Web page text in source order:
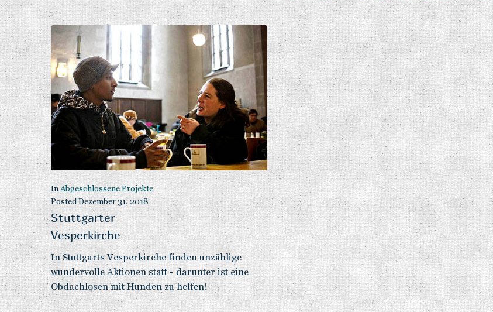
In Abgeschlossene Projekte
PostedDezember 31, 2018
Stuttgarter
Vesperkirche
In Stuttgarts Vesperkirche finden unzählige
wundervolle Aktionen statt - darunter ist eine
Obdachlosen mit Hunden zu helfen!